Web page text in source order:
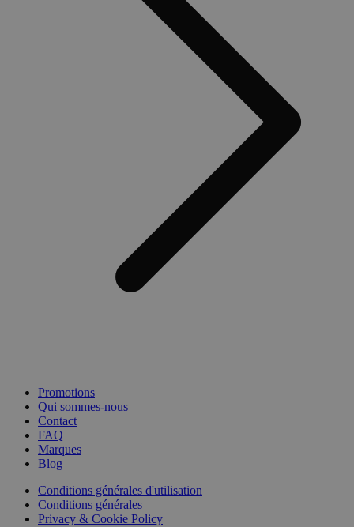
Promotions
Qui sommes-nous
Contact
FAQ
Marques
Blog
Conditions générales d'utilisation
Conditions générales
Privacy & Cookie Policy